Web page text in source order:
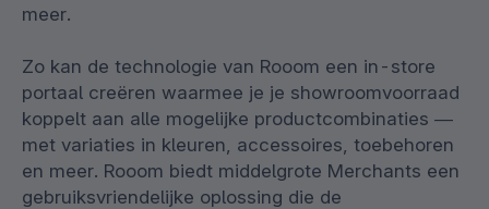
meer.
Zo kan de technologie van Rooom een in-store
portaal creëren waarmee je je showroomvoorraad
koppelt aan alle mogelijke productcombinaties —
met variaties in kleuren, accessoires, toebehoren
en meer. Rooom biedt middelgrote Merchants een
gebruiksvriendelijke oplossing die de